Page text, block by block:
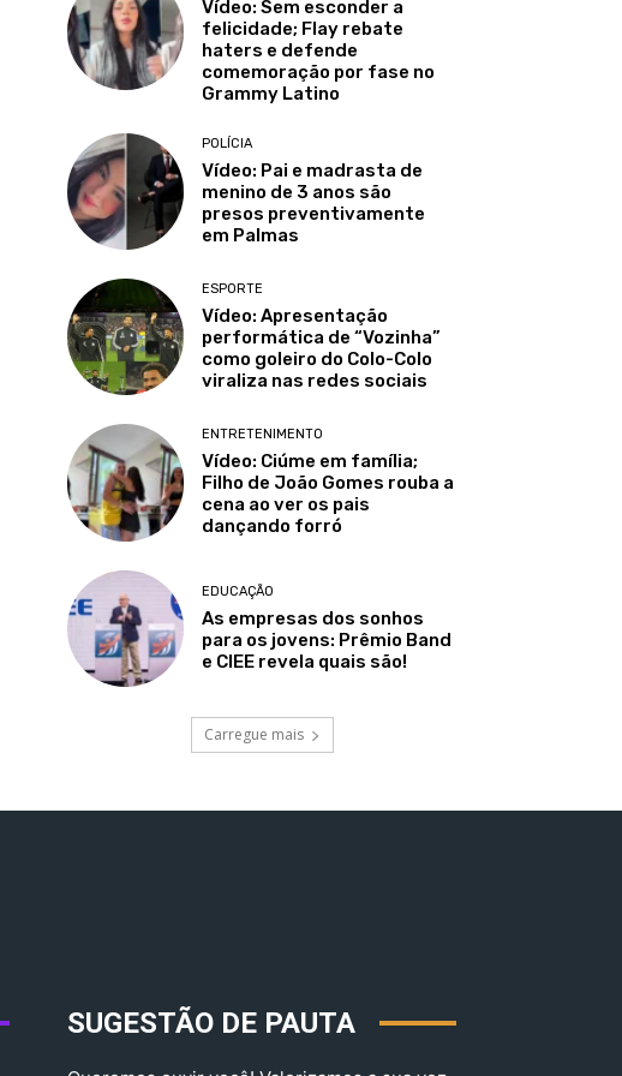
Vídeo: Sem esconder a
felicidade; Flay rebate
haters e defende
comemoração por fase no
Grammy Latino
POLÍCIA
Vídeo: Pai e madrasta de
menino de 3 anos são
presos preventivamente
em Palmas
ESPORTE
Vídeo: Apresentação
performática de “Vozinha”
como goleiro do Colo-Colo
viraliza nas redes sociais
ENTRETENIMENTO
Vídeo: Ciúme em família;
Filho de João Gomes rouba a
cena ao ver os pais
dançando forró
EDUCAÇÃO
As empresas dos sonhos
para os jovens: Prêmio Band
e CIEE revela quais são!
Carregue mais
SUGESTÃO DE PAUTA